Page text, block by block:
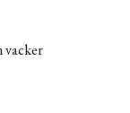
vacker